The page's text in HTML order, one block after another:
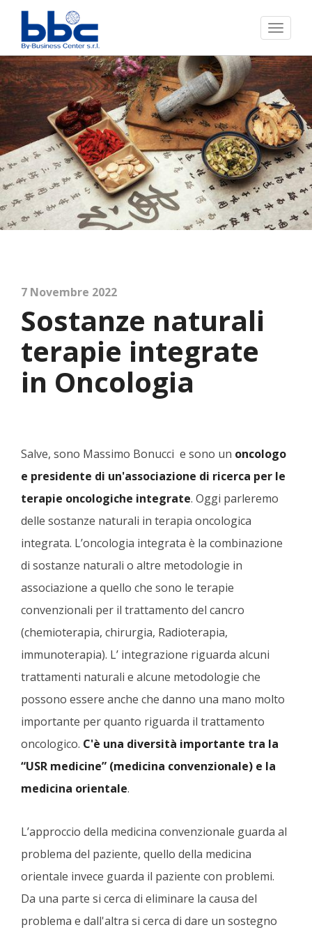
Toggle
7 Novembre 2022
Sostanze naturali
terapie integrate
in Oncologia
Salve, sono Massimo Bonucci e sono un oncologo
e presidente di un'associazione di ricerca per le
terapie oncologiche integrate. Oggi parleremo
delle sostanze naturali in terapia oncologica
integrata. L’oncologia integrata è la combinazione
di sostanze naturali o altre metodologie in
associazione a quello che sono le terapie
convenzionali per il trattamento del cancro
(chemioterapia, chirurgia, Radioterapia,
immunoterapia). L’ integrazione riguarda alcuni
trattamenti naturali e alcune metodologie che
possono essere anche che danno una mano molto
importante per quanto riguarda il trattamento
oncologico. C'è una diversità importante tra la
“USR medicine” (medicina convenzionale) e la
medicina orientale.
L’approccio della medicina convenzionale guarda al
problema del paziente, quello della medicina
orientale invece guarda il paziente con problemi.
Da una parte si cerca di eliminare la causa del
problema e dall'altra si cerca di dare un sostegno